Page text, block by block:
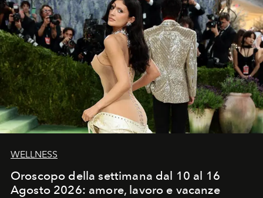
WELLNESS
Oroscopo della settimana dal 10 al 16
Agosto 2026: amore, lavoro e vacanze